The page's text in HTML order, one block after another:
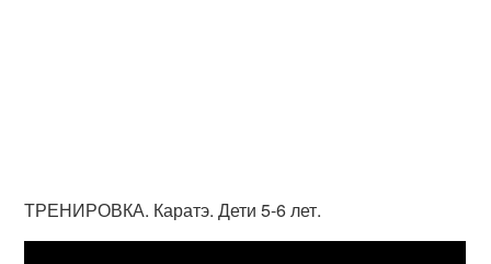
ТРЕНИРОВКА. Каратэ. Дети 5-6 лет.